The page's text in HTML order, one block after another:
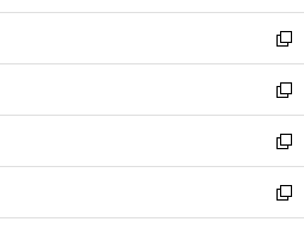
開
く
ウ
で
開
く
ン
ド
ウ
で
開
く
ウ
ィ
ン
ド
ウ
で
開
く
新
し
い
ウ
ィ
ン
ド
ウ
新
し
い
ウ
ィ
ン
新
し
い
ウ
新
し